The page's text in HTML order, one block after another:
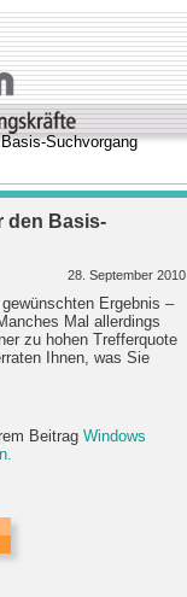
Suchvorgang
den Basis-
28. September 2010
Ergebnis –
Mal allerdings
zu hohen Trefferquote
Ihnen, was Sie
Beitrag Windows